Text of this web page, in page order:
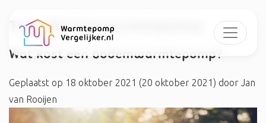
Tag:#brinewarmtepomp
Wat kost een bodemwarmtepomp?
Geplaatst op 18 oktober 2021 (20 oktober 2021) door Jan
van Rooijen